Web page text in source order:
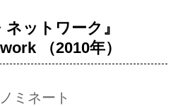
ネットワーク』
（2010年）
ミネート